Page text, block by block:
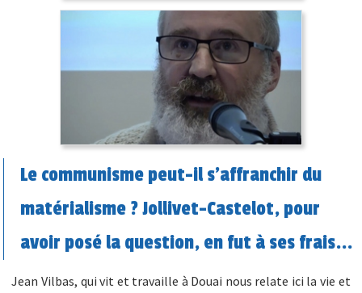
Le communisme peut-il s'affranchir du
matérialisme ? Jollivet-Castelot, pour
avoir posé la question, en fut à ses frais...
Jean Vilbas, qui vit et travaille à Douai nous relate ici la vie et